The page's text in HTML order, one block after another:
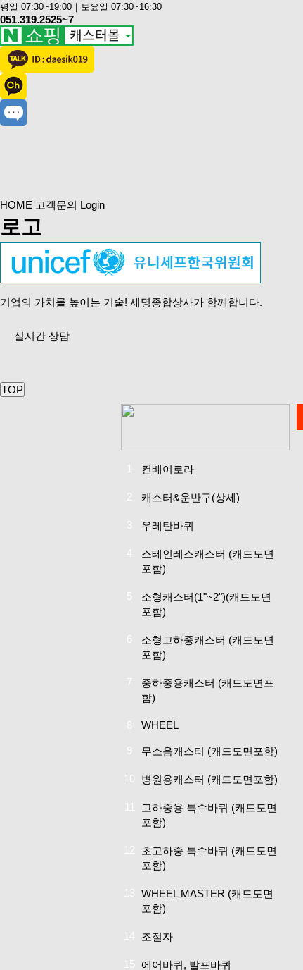
평일 07:30~19:00｜토요일 07:30~16:30
051.319.2525~7
HOME 고객문의 Login
로고
기업의 가치를 높이는 기술! 세명종합상사가 함께합니다.
실시간 상담
TOP
1 컨베어로라
2 캐스터&운반구(상세)
3 우레탄바퀴
4 스테인레스캐스터 (캐드도면
포함)
5 소형캐스터(1"~2")(캐드도면
포함)
6 소형고하중캐스터 (캐드도면
포함)
7 중하중용캐스터 (캐드도면포
함)
8 WHEEL
9 무소음캐스터 (캐드도면포함)
10 병원용캐스터 (캐드도면포함)
11 고하중용 특수바퀴 (캐드도면
포함)
12 초고하중 특수바퀴 (캐드도면
포함)
13 WHEEL MASTER (캐드도면
포함)
14 조절자
15 에어바퀴, 발포바퀴